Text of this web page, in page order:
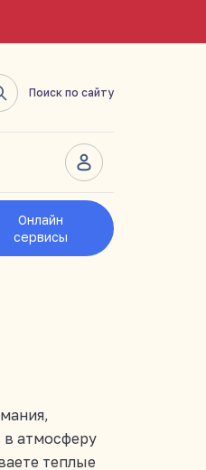
Поиск по сайту
Онлайн
сервисы
атмосферу
теплые